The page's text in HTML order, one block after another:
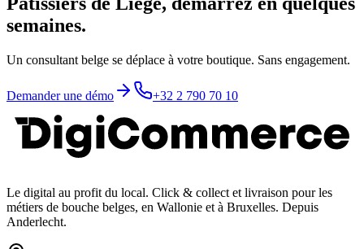
semaines.
Un consultant belge se déplace à votre boutique. Sans engagement.
Demander une démo +32 2 790 70 10
Le digital au profit du local. Click & collect et livraison pour les
métiers de bouche belges, en Wallonie et à Bruxelles. Depuis
Anderlecht.